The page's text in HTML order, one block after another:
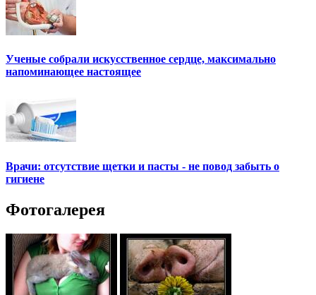
Ученые собрали искусственное сердце, максимально
напоминающее настоящее
Врачи: отсутствие щетки и пасты - не повод забыть о
гигиене
Фотогалерея